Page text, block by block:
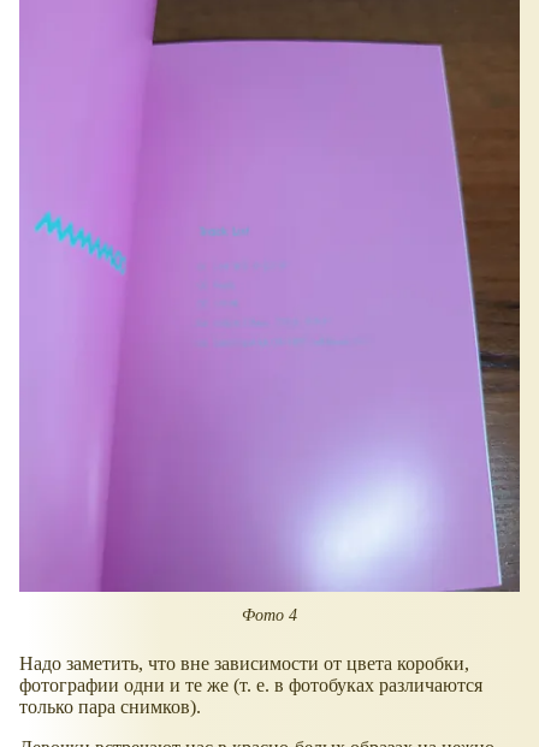
Фото 4
Надо заметить, что вне зависимости от цвета коробки,
фотографии одни и те же (т. е. в фотобуках различаются
только пара снимков).